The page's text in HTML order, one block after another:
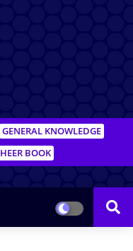
GENERAL KNOWLEDGE
BOOK